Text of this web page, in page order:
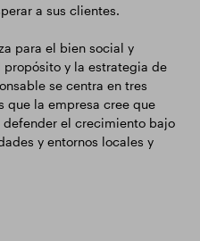
a sus clientes.
para el bien social y
y la estrategia de
se centra en tres
que la empresa cree que
el crecimiento bajo
y entornos locales y